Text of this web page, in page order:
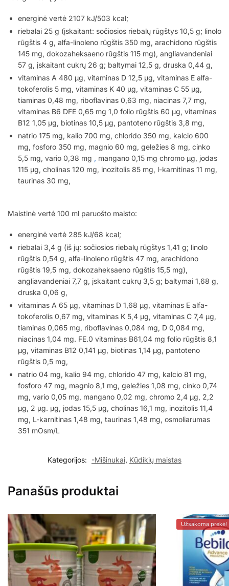
energinė vertė 2107 kJ/503 kcal;
riebalai 25 g (įskaitant: sočiosios riebalų rūgštys 10,5 g; linolo
rūgštis 4 g, alfa-linoleno rūgštis 350 mg, arachidono rūgštis
145 mg, dokozaheksaeno rūgštis 115 mg), angliavandeniai
57 g, įskaitant cukrų 26 g; baltymai 12,5 g, druska 0,44 g,
vitaminas A 480 μg, vitaminas D 12,5 μg, vitaminas E alfa-
tokoferolis 5 mg, vitaminas K 40 μg, vitaminas C 55 μg,
tiaminas 0,48 mg, riboflavinas 0,63 mg, niacinas 7,7 mg,
vitaminas B6 DFE 0,65 mg 1,0 folio rūgštis 60 μg, vitaminas
B12 1,05 μg, biotinas 10,5 μg, pantoteno rūgštis 3,8 mg,
natrio 175 mg, kalio 700 mg, chlorido 350 mg, kalcio 600
mg, fosforo 350 mg, magnio 60 mg, geležies 8 mg, cinko
5,5 mg, vario 0,38 mg , mangano 0,15 mg chromo μg, jodas
115 μg, cholinas 120 mg, inozitolis 85 mg, l-karnitinas 11 mg,
taurinas 30 mg,
Maistinė vertė 100 ml paruošto maisto:
energinė vertė 285 kJ/68 kcal;
riebalai 3,4 g (iš jų: sočiosios riebalų rūgštys 1,41 g; linolo
rūgštis 0,54 g, alfa-linoleno rūgštis 47 mg, arachidono
rūgštis 19,5 mg, dokozaheksaeno rūgštis 15,5 mg),
angliavandeniai 7,7 g, įskaitant cukrų 3,5 g; baltymai 1,68 g,
druska 0,06 g,
vitaminas A 65 μg, vitaminas D 1,68 μg, vitaminas E alfa-
tokoferolis 0,67 mg, vitaminas K 5,4 μg, vitaminas C 7,4 μg,
tiaminas 0,065 mg, riboflavinas 0,084 mg, D 0,084 mg,
niacinas 1,04 mg. FE.0 vitaminas B61,04 mg folio rūgštis 8,1
μg, vitaminas B12 0,141 μg, biotinas 1,14 μg, pantoteno
rūgštis 0,5 mg,
natrio 04 mg, kalio 94 mg, chlorido 47 mg, kalcio 81 mg,
fosforo 47 mg, magnio 8,1 mg, geležies 1,08 mg, cinko 0,74
mg, vario 0,05 mg, mangano 0,02 mg, chromo 2,4 μg, 2,2
μg, 2 μg. μg, jodas 15,5 μg, cholinas 16,1 mg, inozitolis 11,4
mg, L-karnitinas 1,48 mg, taurinas 1,48 mg, osmoliarumas
351 mOsm/L
Kategorijos: -Mišinukai, Kūdikių maistas
Panašūs produktai
Užsakoma prekė!